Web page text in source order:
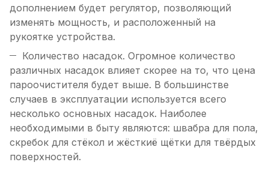
дополнением будет регулятор, позволяющий
изменять мощность, и расположенный на
рукоятке устройства.
Количество насадок. Огромное количество
различных насадок влияет скорее на то, что цена
пароочистителя будет выше. В большинстве
случаев в эксплуатации используется всего
несколько основных насадок. Наиболее
необходимыми в быту являются: швабра для пола,
скребок для стёкол и жёсткиё щётки для твёрдых
поверхностей.